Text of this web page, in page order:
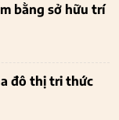
bằng sở hữu trí
đô thị tri thức